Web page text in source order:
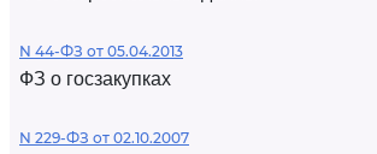
N 44-ФЗ от 05.04.2013
ФЗ о госзакупках
N 229-ФЗ от 02.10.2007